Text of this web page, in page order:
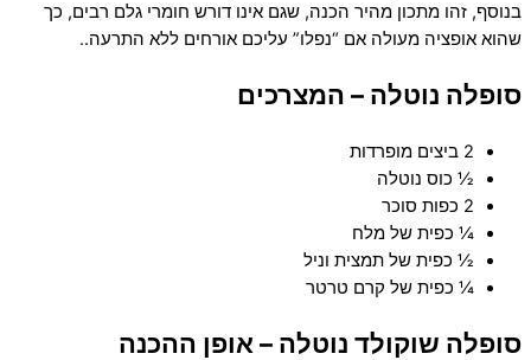
בנוסף, זהו מתכון מהיר הכנה, שגם אינו דורש חומרי גלם רבים, כך
שהוא אופציה מעולה אם “נפלו” עליכם אורחים ללא התרעה..
סופלה נוטלה – המצרכים
2 ביצים מופרדות
½ כוס נוטלה
2 כפות סוכר
¼ כפית של מלח
½ כפית של תמצית וניל
¼ כפית של קרם טרטר
סופלה שוקולד נוטלה – אופן ההכנה